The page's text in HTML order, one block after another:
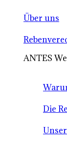
Über uns
ANTES
Die